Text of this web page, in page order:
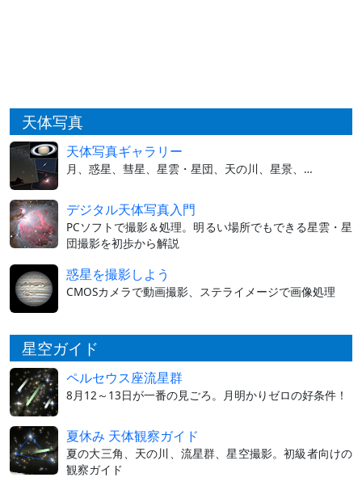
天体写真
天体写真ギャラリー
月、惑星、彗星、星雲・星団、天の川、星景、…
デジタル天体写真入門
PCソフトで撮影＆処理。明るい場所でもできる星雲・星
団撮影を初歩から解説
惑星を撮影しよう
CMOSカメラで動画撮影、ステライメージで画像処理
星空ガイド
ペルセウス座流星群
8月12～13日が一番の見ごろ。月明かりゼロの好条件！
夏休み 天体観察ガイド
夏の大三角、天の川、流星群、星空撮影。初級者向けの
観察ガイド